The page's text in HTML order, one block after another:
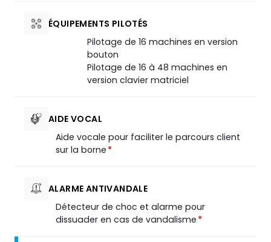
ÉQUIPEMENTS PILOTÉS
Pilotage de 16 machines en version
bouton
Pilotage de 16 à 48 machines en
version clavier matriciel
AIDE VOCAL
Aide vocale pour faciliter le parcours client
sur la borne *
ALARME ANTIVANDALE
Détecteur de choc et alarme pour
dissuader en cas de vandalisme *